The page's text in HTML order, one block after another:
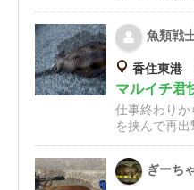
魚類戦
香住東港
マルイチ君
仕事終わりか
を挟んで再出
ぎーち